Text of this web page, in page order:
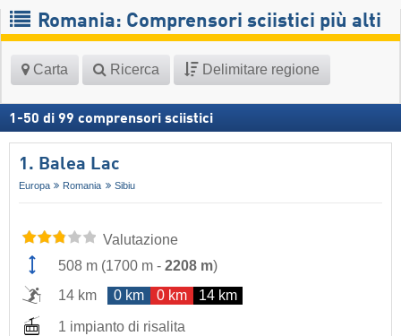
Romania: Comprensori sciistici più alti
Carta Ricerca Delimitare regione
1 -50 di 99 comprensori sciistici
1. Balea Lac
Europa Romania Sibiu
Valutazione
508 m (1700 m - 2208 m)
14 km
0 km 0 km 14 km
1 impianto di risalita